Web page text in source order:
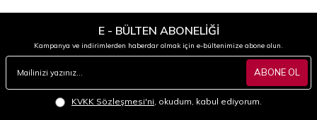
E - BÜLTEN ABONELİĞİ
Kampanya ve indirimlerden haberdar olmak için e-bültenimize abone olun.
ABONE OL
KVKK Sözleşmesi'ni , okudum, kabul ediyorum.